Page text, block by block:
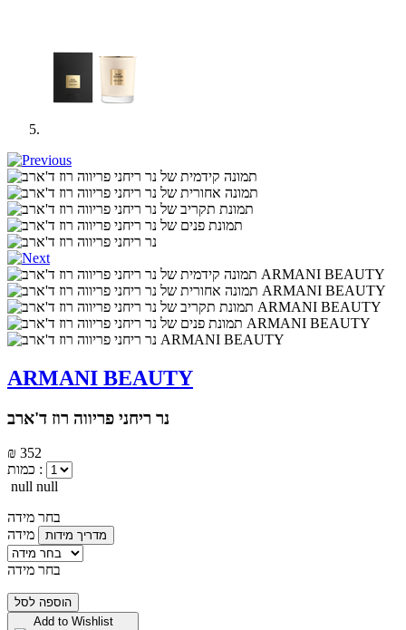
ARMANI BEAUTY
נר ריחני פריווה רוז ד'ארב
₪ 352
כמות :
null null
בחר מידה
מידה
מדריך מידות
בחר מידה
הוספה לסל
Add to Wishlist